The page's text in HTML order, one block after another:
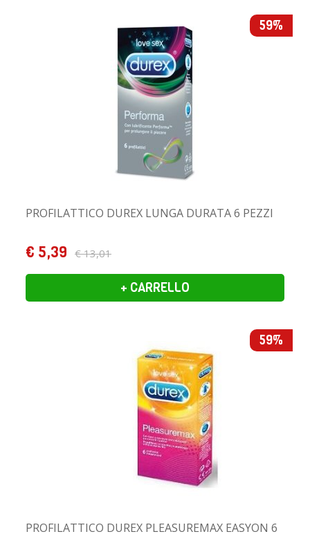
59%
PROFILATTICO DUREX LUNGA DURATA 6 PEZZI
€ 5,39 € 13,01
+ CARRELLO
59%
PROFILATTICO DUREX PLEASUREMAX EASYON 6